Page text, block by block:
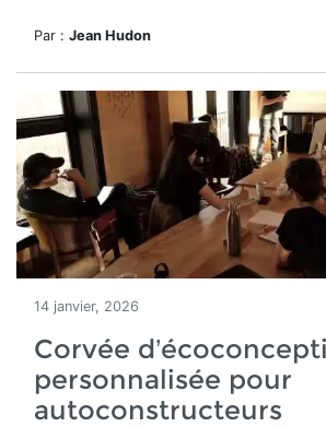
Par : Jean Hudon
14 janvier, 2026
Corvée
personnalisée pour
autoconstructeurs